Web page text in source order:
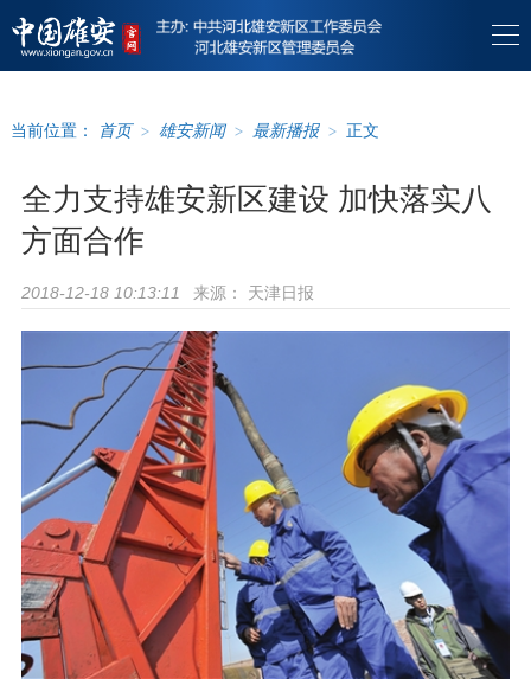
当前位置： 首页 > 雄安新闻 > 最新播报 > 正文
全力支持雄安新区建设 加快落实八
方面合作
2018-12-18 10:13:11 来源： 天津日报